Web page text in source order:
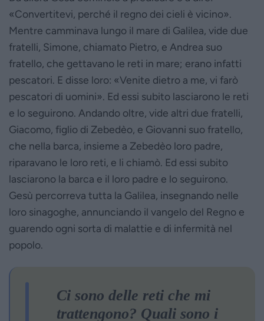
«Convertitevi, perché il regno dei cieli è vicino».
Mentre camminava lungo il mare di Galilea, vide due
fratelli, Simone, chiamato Pietro, e Andrea suo
fratello, che gettavano le reti in mare; erano infatti
pescatori. E disse loro: «Venite dietro a me, vi farò
pescatori di uomini». Ed essi subito lasciarono le reti
e lo seguirono. Andando oltre, vide altri due fratelli,
Giacomo, figlio di Zebedèo, e Giovanni suo fratello,
che nella barca, insieme a Zebedèo loro padre,
riparavano le loro reti, e li chiamò. Ed essi subito
lasciarono la barca e il loro padre e lo seguirono.
Gesù percorreva tutta la Galilea, insegnando nelle
loro sinagoghe, annunciando il vangelo del Regno e
guarendo ogni sorta di malattie e di infermità nel
popolo.
Ci sono delle reti che mi
trattengono? Quali sono i